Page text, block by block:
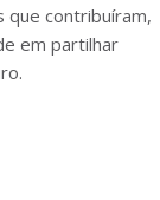
que contribuíram,
em partilhar